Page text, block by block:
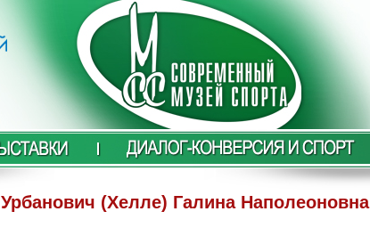
Урбанович (Хелле) Галина Наполеоновна